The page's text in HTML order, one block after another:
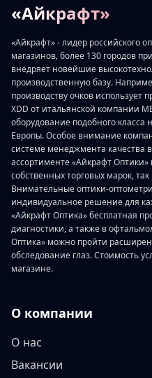
«Айкрафт»
«Айкрафт» - лидер российского
магазинов, более 130 городов
внедряет новейшие
производственную базу.
производству очков использует
XDD от итальянской компании
оборудование подобного класса
Европы. Особое внимание
системе менеджмента качества
ассортименте «Айкрафт Оптики»
собственных торговых марок,
Внимательные оптики-
индивидуальное решение для
«Айкрафт Оптика» бесплатная
диагностики, а также в
Оптика» можно пройти
обследование глаз. Стоимость
магазине.
О компании
О нас
Вакансии